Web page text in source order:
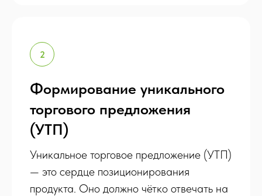
Формирование уникального
торгового предложения
(УТП)
Уникальное торговое предложение (УТП)
— это сердце позиционирования
продукта. Оно должно чётко отвечать на